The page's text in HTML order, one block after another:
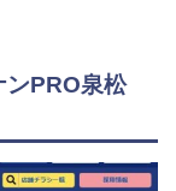
PRO泉松